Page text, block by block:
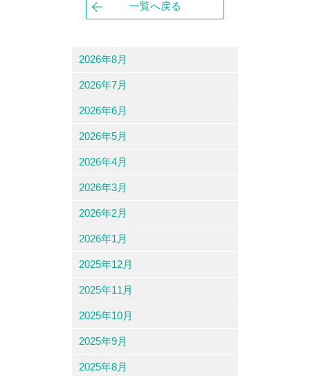
一覧へ戻る
2026年8月
2026年7月
2026年6月
2026年5月
2026年4月
2026年3月
2026年2月
2026年1月
2025年12月
2025年11月
2025年10月
2025年9月
2025年8月